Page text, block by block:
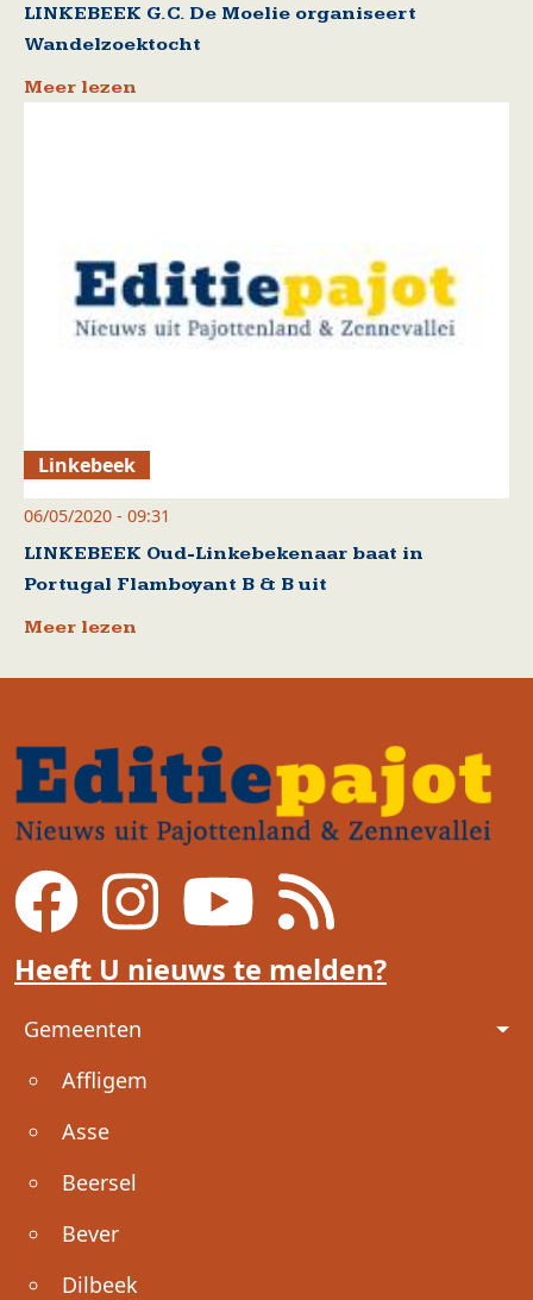
LINKEBEEK G.C. De Moelie organiseert
Wandelzoektocht
Meer lezen
Linkebeek
06/05/2020 - 09:31
LINKEBEEK Oud-Linkebekenaar baat in
Portugal Flamboyant B & B uit
Meer lezen
Heeft U nieuws te melden?
Voet
Gemeenten
Affligem
Asse
Beersel
Bever
Dilbeek